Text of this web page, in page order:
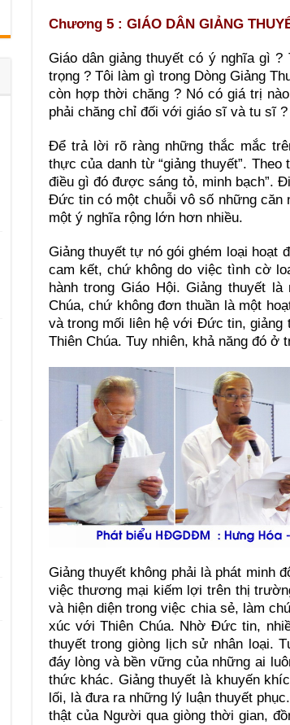
Chương 5 : GIÁO DÂN GIẢNG
Giáo dân giảng thuyết có ý nghĩa gì
trọng ? Tôi làm gì trong Dòng Giảng
còn hợp thời chăng ? Nó có giá trị
phải chăng chỉ đối với giáo sĩ và tu sĩ ?
Ðể trả lời rõ ràng những thắc mắc
thực của danh từ “giảng thuyết”. Theo
điều gì đó được sáng tỏ, minh bạch”.
Ðức tin có một chuỗi vô số những căn
một ý nghĩa rộng lớn hơn nhiều.
Giảng thuyết tự nó gói ghém loại
cam kết, chứ không do việc tình cờ
hành trong Giáo Hội. Giảng thuyết
Chúa, chứ không đơn thuần là một
và trong mối liên hệ với Ðức tin,
Thiên Chúa. Tuy nhiên, khả năng đó ở
Giảng thuyết không phải là phát minh
việc thương mại kiếm lợi trên thị
và hiện diện trong việc chia sẻ, làm
xúc với Thiên Chúa. Nhờ Ðức tin,
thuyết trong giòng lịch sử nhân loại.
đáy lòng và bền vững của những ai
thức khác. Giảng thuyết là khuyến
lối, là đưa ra những lý luận thuyết
thật của Người qua giòng thời gian,